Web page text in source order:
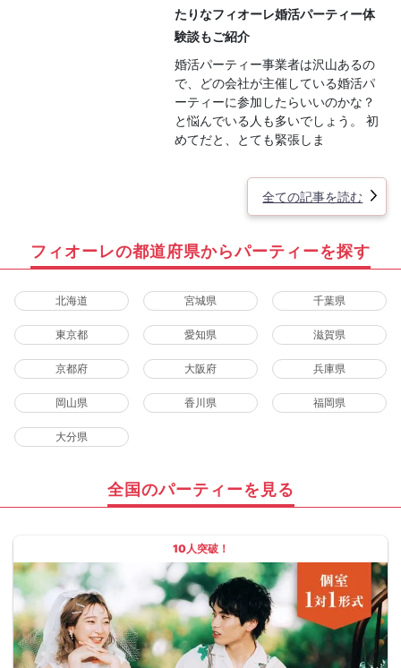
たりなフィオーレ婚活パーティー体
験談もご紹介
婚活パーティー事業者は沢山あるの
で、どの会社が主催している婚活パ
ーティーに参加したらいいのかな？
と悩んでいる人も多いでしょう。 初
めてだと、とても緊張しま
全ての記事を読む
フィオーレの都道府県からパーティーを探す
北海道 宮城県 千葉県
東京都 愛知県 滋賀県
京都府 大阪府 兵庫県
岡山県 香川県 福岡県
大分県
全国のパーティーを見る
10人突破！